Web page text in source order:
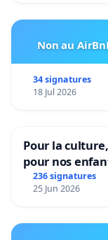
Non au
34 signatures
18 Jul 2026
Pour la
pour nos
236 signatures
25 Jun 2026